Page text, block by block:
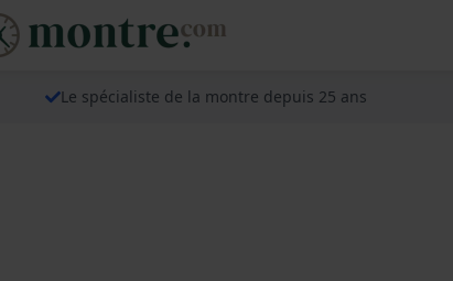
Le spécialiste de la montre depuis 25 ans